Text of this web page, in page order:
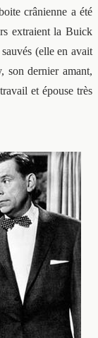
crânienne a été
extraient la Buick
(elle en avait
son dernier amant,
et épouse très